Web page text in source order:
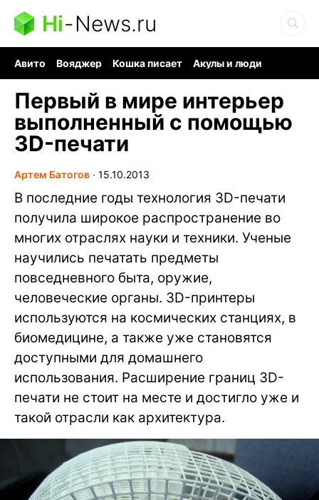
Hi-News.ru
Авито Вояджер Кошка писает
Акулы и люди
Первый в мире интерьер
выполненный с помощью
3D-печати
Артем Батогов ∙ 15.10.2013
В последние годы технология 3D-печати
получила широкое распространение во
многих отраслях науки и техники. Ученые
научились печатать предметы
повседневного быта, оружие,
человеческие органы. 3D-принтеры
используются на космических станциях, в
биомедицине, а также уже становятся
доступными для домашнего
использования. Расширение границ 3D-
печати не стоит на месте и достигло уже и
такой отрасли как архитектура.